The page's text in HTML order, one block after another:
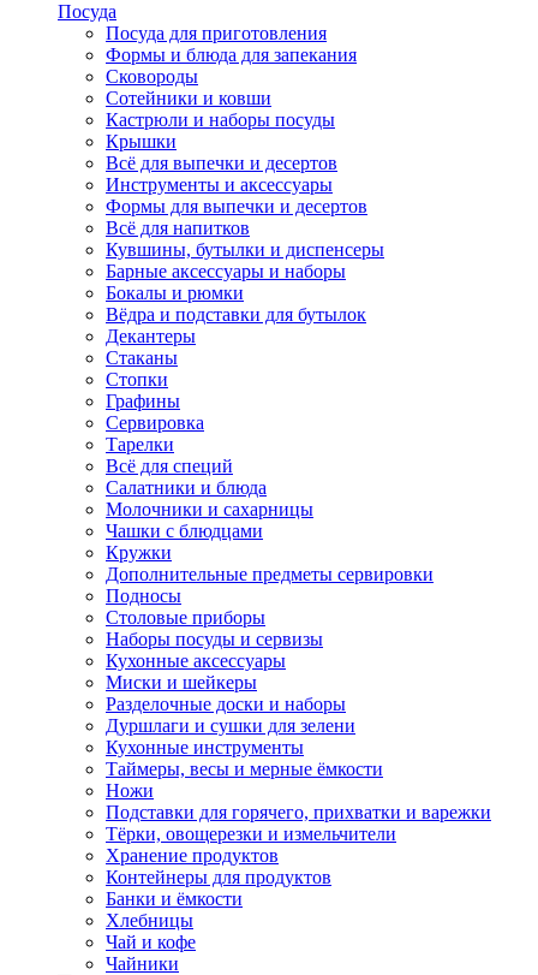
Посуда
Посуда для приготовления
Формы и блюда для запекания
Сковороды
Сотейники и ковши
Кастрюли и наборы посуды
Крышки
Всё для выпечки и десертов
Инструменты и аксессуары
Формы для выпечки и десертов
Всё для напитков
Кувшины, бутылки и диспенсеры
Барные аксессуары и наборы
Бокалы и рюмки
Вёдра и подставки для бутылок
Декантеры
Стаканы
Стопки
Графины
Сервировка
Тарелки
Всё для специй
Салатники и блюда
Молочники и сахарницы
Чашки с блюдцами
Кружки
Дополнительные предметы сервировки
Подносы
Столовые приборы
Наборы посуды и сервизы
Кухонные аксессуары
Миски и шейкеры
Разделочные доски и наборы
Дуршлаги и сушки для зелени
Кухонные инструменты
Таймеры, весы и мерные ёмкости
Ножи
Подставки для горячего, прихватки и варежки
Тёрки, овощерезки и измельчители
Хранение продуктов
Контейнеры для продуктов
Банки и ёмкости
Хлебницы
Чай и кофе
Чайники